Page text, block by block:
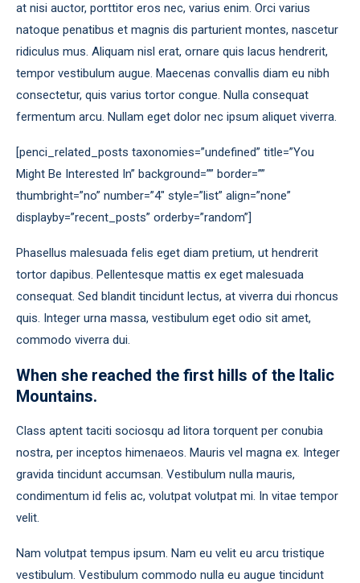
at nisi auctor, porttitor eros nec, varius enim. Orci varius
natoque penatibus et magnis dis parturient montes, nascetur
ridiculus mus. Aliquam nisl erat, ornare quis lacus hendrerit,
tempor vestibulum augue. Maecenas convallis diam eu nibh
consectetur, quis varius tortor congue. Nulla consequat
fermentum arcu. Nullam eget dolor nec ipsum aliquet viverra.
[penci_related_posts taxonomies=”undefined” title=”You
Might Be Interested In” background=”” border=””
thumbright=”no” number=”4″ style=”list” align=”none”
displayby=”recent_posts” orderby=”random”]
Phasellus malesuada felis eget diam pretium, ut hendrerit
tortor dapibus. Pellentesque mattis ex eget malesuada
consequat. Sed blandit tincidunt lectus, at viverra dui rhoncus
quis. Integer urna massa, vestibulum eget odio sit amet,
commodo viverra dui.
When she reached the first hills of the Italic
Mountains.
Class aptent taciti sociosqu ad litora torquent per conubia
nostra, per inceptos himenaeos. Mauris vel magna ex. Integer
gravida tincidunt accumsan. Vestibulum nulla mauris,
condimentum id felis ac, volutpat volutpat mi. In vitae tempor
velit.
Nam volutpat tempus ipsum. Nam eu velit eu arcu tristique
vestibulum. Vestibulum commodo nulla eu augue tincidunt